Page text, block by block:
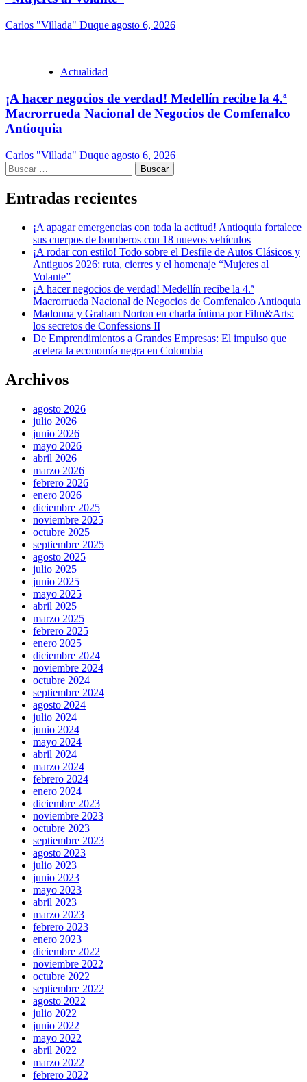
Carlos "Villada" Duque agosto 6, 2026
Actualidad
¡A hacer negocios de verdad! Medellín recibe la 4.ª
Macrorrueda Nacional de Negocios de Comfenalco
Antioquia
Carlos "Villada" Duque agosto 6, 2026
Buscar:
Entradas recientes
¡A apagar emergencias con toda la actitud! Antioquia fortalece
sus cuerpos de bomberos con 18 nuevos vehículos
¡A rodar con estilo! Todo sobre el Desfile de Autos Clásicos y
Antiguos 2026: ruta, cierres y el homenaje “Mujeres al
Volante”
¡A hacer negocios de verdad! Medellín recibe la 4.ª
Macrorrueda Nacional de Negocios de Comfenalco Antioquia
Madonna y Graham Norton en charla íntima por Film&Arts:
los secretos de Confessions II
De Emprendimientos a Grandes Empresas: El impulso que
acelera la economía negra en Colombia
Archivos
agosto 2026
julio 2026
junio 2026
mayo 2026
abril 2026
marzo 2026
febrero 2026
enero 2026
diciembre 2025
noviembre 2025
octubre 2025
septiembre 2025
agosto 2025
julio 2025
junio 2025
mayo 2025
abril 2025
marzo 2025
febrero 2025
enero 2025
diciembre 2024
noviembre 2024
octubre 2024
septiembre 2024
agosto 2024
julio 2024
junio 2024
mayo 2024
abril 2024
marzo 2024
febrero 2024
enero 2024
diciembre 2023
noviembre 2023
octubre 2023
septiembre 2023
agosto 2023
julio 2023
junio 2023
mayo 2023
abril 2023
marzo 2023
febrero 2023
enero 2023
diciembre 2022
noviembre 2022
octubre 2022
septiembre 2022
agosto 2022
julio 2022
junio 2022
mayo 2022
abril 2022
marzo 2022
febrero 2022